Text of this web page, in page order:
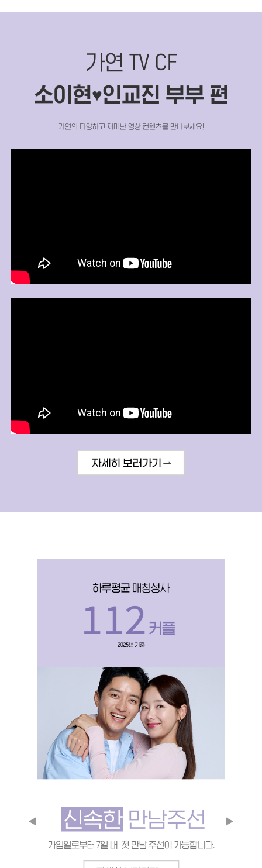
가연 TV CF
소이현♥인교진 부부 편
가연의 다양하고 재미난 영상 컨텐츠를 만나보세요!